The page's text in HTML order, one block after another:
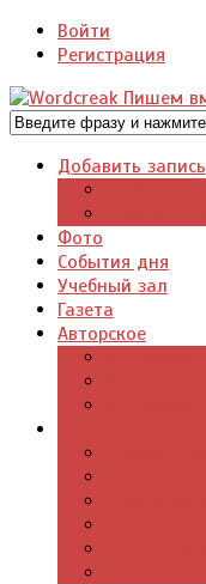
Войти
Регистрация
Добавить запись
Фото
События дня
Учебный зал
Газета
Авторское